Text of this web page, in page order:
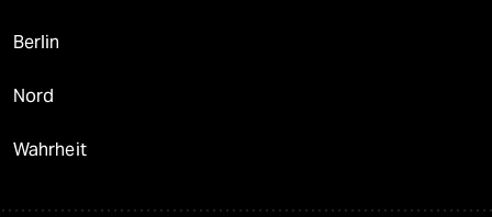
Berlin
Nord
Wahrheit